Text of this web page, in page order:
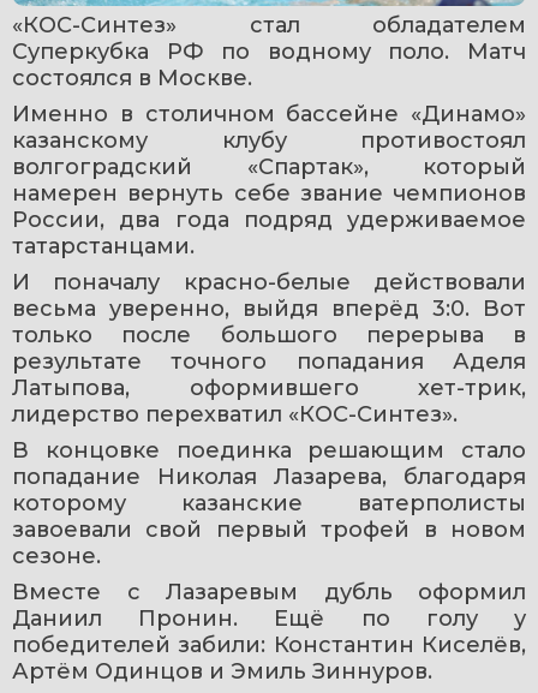
«КОС-Синтез» стал обладателем
Суперкубка РФ по водному поло. Матч
состоялся в Москве.
Именно в столичном бассейне «Динамо»
казанскому клубу противостоял
волгоградский «Спартак», который
намерен вернуть себе звание чемпионов
России, два года подряд удерживаемое
татарстанцами.
И поначалу красно-белые действовали
весьма уверенно, выйдя вперёд 3:0. Вот
только после большого перерыва в
результате точного попадания Аделя
Латыпова, оформившего хет-трик,
лидерство перехватил «КОС-Синтез».
В концовке поединка решающим стало
попадание Николая Лазарева, благодаря
которому казанские ватерполисты
завоевали свой первый трофей в новом
сезоне.
Вместе с Лазаревым дубль оформил
Даниил Пронин. Ещё по голу у
победителей забили: Константин Киселёв,
Артём Одинцов и Эмиль Зиннуров.